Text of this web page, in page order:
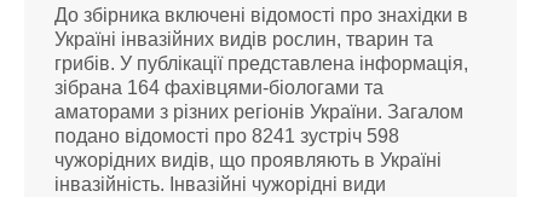
До збірника включені відомості про знахідки в
Україні інвазійних видів рослин, тварин та
грибів. У публікації представлена інформація,
зібрана 164 фахівцями-біологами та
аматорами з різних регіонів України. Загалом
подано відомості про 8241 зустріч 598
чужорідних видів, що проявляють в Україні
інвазійність. Інвазійні чужорідні види